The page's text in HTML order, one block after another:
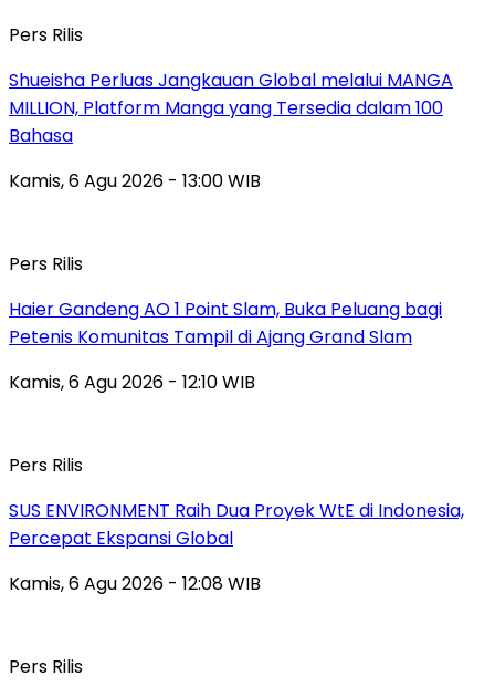
Pers Rilis
Shueisha Perluas Jangkauan Global melalui MANGA
MILLION, Platform Manga yang Tersedia dalam 100
Bahasa
Kamis, 6 Agu 2026 - 13:00 WIB
Pers Rilis
Haier Gandeng AO 1 Point Slam, Buka Peluang bagi
Petenis Komunitas Tampil di Ajang Grand Slam
Kamis, 6 Agu 2026 - 12:10 WIB
Pers Rilis
SUS ENVIRONMENT Raih Dua Proyek WtE di Indonesia,
Percepat Ekspansi Global
Kamis, 6 Agu 2026 - 12:08 WIB
Pers Rilis